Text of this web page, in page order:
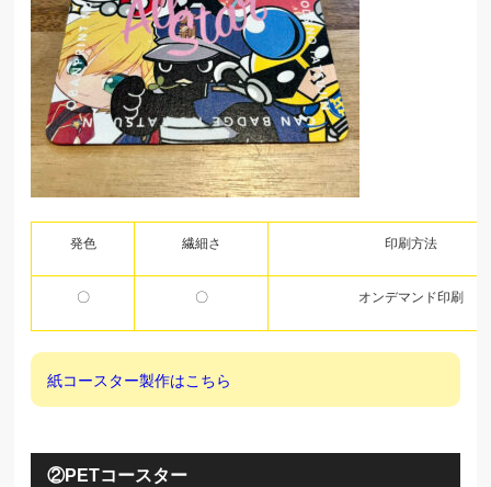
発色 繊細さ 印刷方法
〇 〇 オンデマンド印刷
紙コースター製作はこちら
②PETコースター